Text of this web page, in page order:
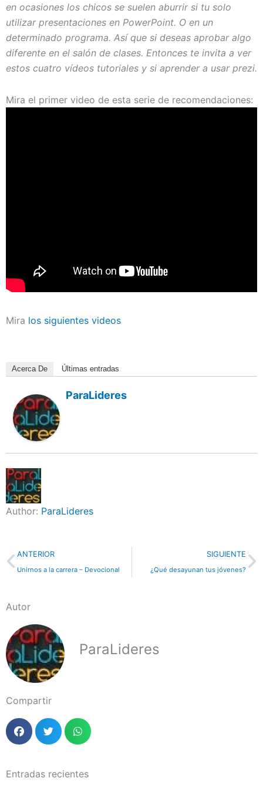
en ocasiones los chicos se suelen aburrir si tu solo
utilizar presentaciones en PowerPoint. O en un
determinado programa. Así que si deseas aprobar algo
diferente en el salón de clases. Entonces te invita a ver
estos cuatro vídeos tutoriales y si aprender a usar prezi.
Mira el primer video de esta serie de recomendaciones:
Mira los siguientes videos
Acerca De Últimas entradas
ParaLideres
Author: ParaLideres
Previo
ANTERIOR
Unirnos a la carrera – Devocional
SIGUIENTE
¿Qué desayunan tus jóvenes?
Autor
ParaLideres
Compartir
Entradas recientes